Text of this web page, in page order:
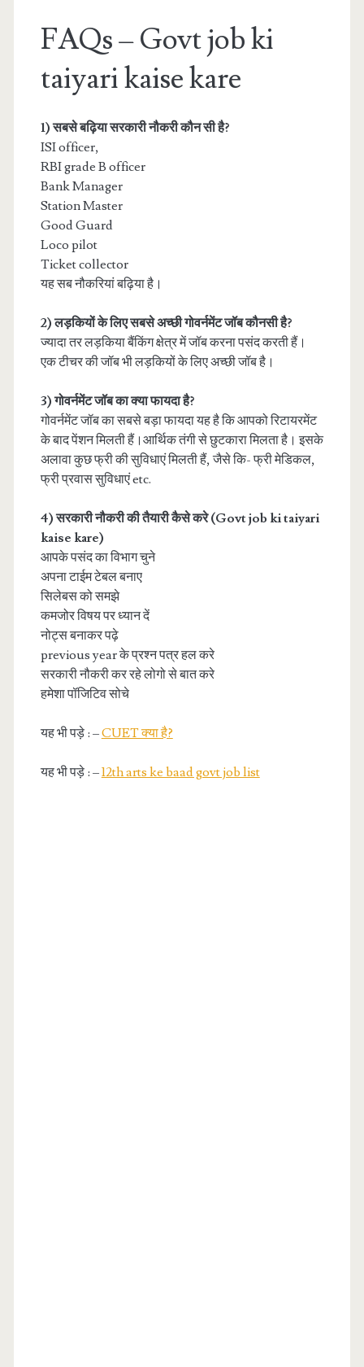
FAQs – Govt job ki
taiyari kaise kare
1) सबसे बढ़िया सरकारी नौकरी कौन सी है?
ISI officer,
RBI grade B officer
Bank Manager
Station Master
Good Guard
Loco pilot
Ticket collector
यह सब नौकरियां बढ़िया है।
2) लड़कियों के लिए सबसे अच्छी गोवर्नमेंट जॉब कौनसी है?
ज्यादा तर लड़किया बैंकिंग क्षेत्र में जॉब करना पसंद करती हैं।
एक टीचर की जॉब भी लड़कियों के लिए अच्छी जॉब है।
3) गोवर्नमेंट जॉब का क्या फायदा है?
गोवर्नमेंट जॉब का सबसे बड़ा फायदा यह है कि आपको रिटायरमेंट
के बाद पेंशन मिलती हैं।आर्थिक तंगी से छुटकारा मिलता है। इसके
अलावा कुछ फ्री की सुविधाएं मिलती हैं, जैसे कि- फ्री मेडिकल,
फ्री प्रवास सुविधाएं etc.
4) सरकारी नौकरी की तैयारी कैसे करे (Govt job ki taiyari
kaise kare)
आपके पसंद का विभाग चुने
अपना टाईम टेबल बनाए
सिलेबस को समझे
कमजोर विषय पर ध्यान दें
नोट्स बनाकर पढ़े
previous year के प्रश्न पत्र हल करे
सरकारी नौकरी कर रहे लोगो से बात करे
हमेशा पॉजिटिव सोचे
यह भी पड़े : –CUET क्या है?
यह भी पड़े : –12th arts ke baad govt job list